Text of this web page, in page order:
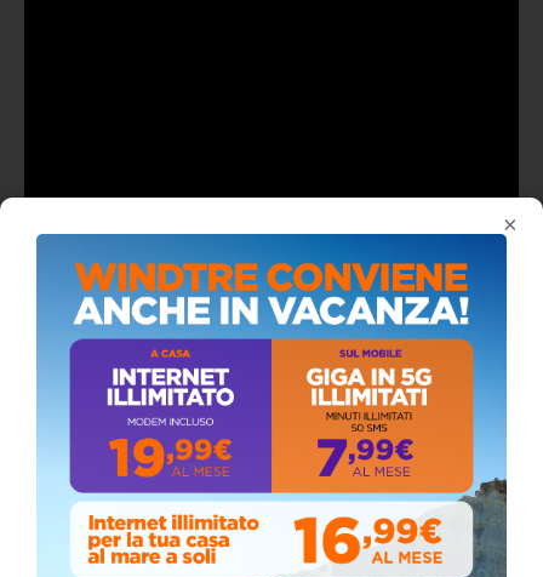
×
ALMANACCO DEL GIORNO